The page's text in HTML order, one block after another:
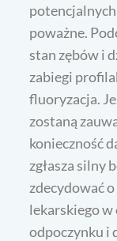
poważne.
stan zębów i
zabiegi
fluoryzacja.
zostaną
konieczność
zgłasza silny
zdecydować
lekarskiego
odpoczynku i